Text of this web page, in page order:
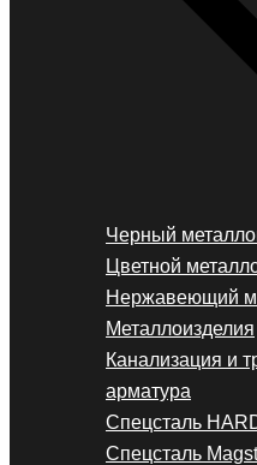
Черный
Цветной
Нержавеющий
Металлоизделия
Канализация и
арматура
Спецсталь
Спецсталь